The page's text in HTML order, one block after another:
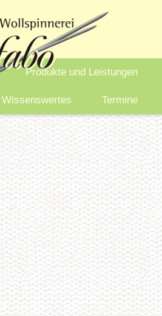
Produkte und Leistungen
Wissenswertes Termine